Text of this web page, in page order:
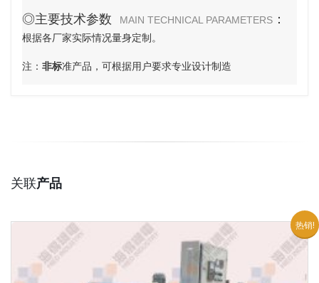
◎主要技术参数 MAIN TECHNICAL PARAMETERS ：
根据各厂家实际情况量身定制。
注： 非标准产品，可根据用户要求专业设计制造
关联产品
热销!